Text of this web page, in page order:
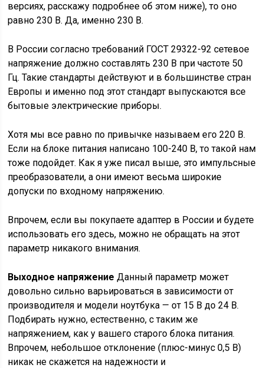
версиях, расскажу подробнее об этом ниже), то оно
равно 230 В. Да, именно 230 В.
В России согласно требований ГОСТ 29322-92 сетевое
напряжение должно составлять 230 В при частоте 50
Гц. Такие стандарты действуют и в большинстве стран
Европы и именно под этот стандарт выпускаются все
бытовые электрические приборы.
Хотя мы все равно по привычке называем его 220 В.
Если на блоке питания написано 100-240 В, то такой нам
тоже подойдет. Как я уже писал выше, это импульсные
преобразователи, а они имеют весьма широкие
допуски по входному напряжению.
Впрочем, если вы покупаете адаптер в России и будете
использовать его здесь, можно не обращать на этот
параметр никакого внимания.
Выходное напряжение Данный параметр может
довольно сильно варьироваться в зависимости от
производителя и модели ноутбука — от 15 В до 24 В.
Подбирать нужно, естественно, с таким же
напряжением, как у вашего старого блока питания.
Впрочем, небольшое отклонение (плюс-минус 0,5 В)
никак не скажется на надежности и